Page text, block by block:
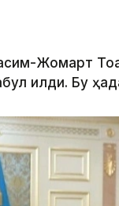
Жомарт
қилди. Бу